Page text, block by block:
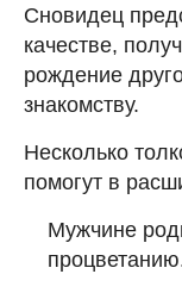
Сновидец
качестве,
рождение
знакомству.
Несколько
помогут в
Мужчине